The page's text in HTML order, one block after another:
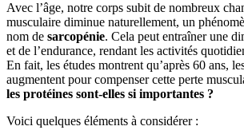
Avec l’âge, notre corps subit de nombreux
musculaire diminue naturellement, un
nom de sarcopénie. Cela peut entraîner une
et de l’endurance, rendant les activités
En fait, les études montrent qu’après 60 ans,
augmentent pour compenser cette perte
les protéines sont-elles si importantes ?
Voici quelques éléments à considérer :